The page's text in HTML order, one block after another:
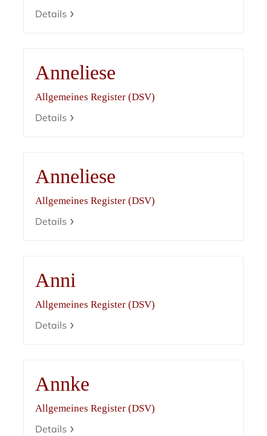
Details
Anneliese
Allgemeines Register (DSV)
Details
Anneliese
Allgemeines Register (DSV)
Details
Anni
Allgemeines Register (DSV)
Details
Annke
Allgemeines Register (DSV)
Details